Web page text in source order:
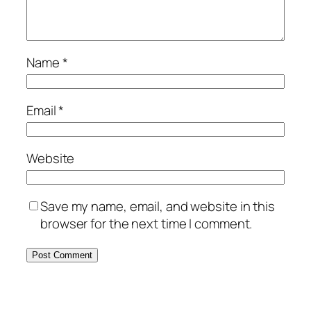
Name*
Email*
Website
Save my name, email, and website in this
browser for the next time I comment.